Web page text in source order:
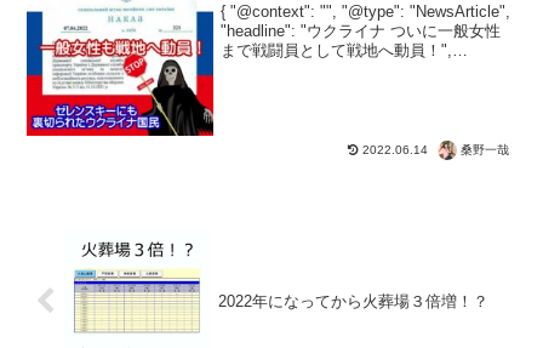
{ "@context": "", "@type": "NewsArticle",
"headline": "ウクライナ ついに一般女性
まで戦闘員として戦地へ動員！",
2022.06.14 桑野一哉
2022年になってから火葬場３倍増！？